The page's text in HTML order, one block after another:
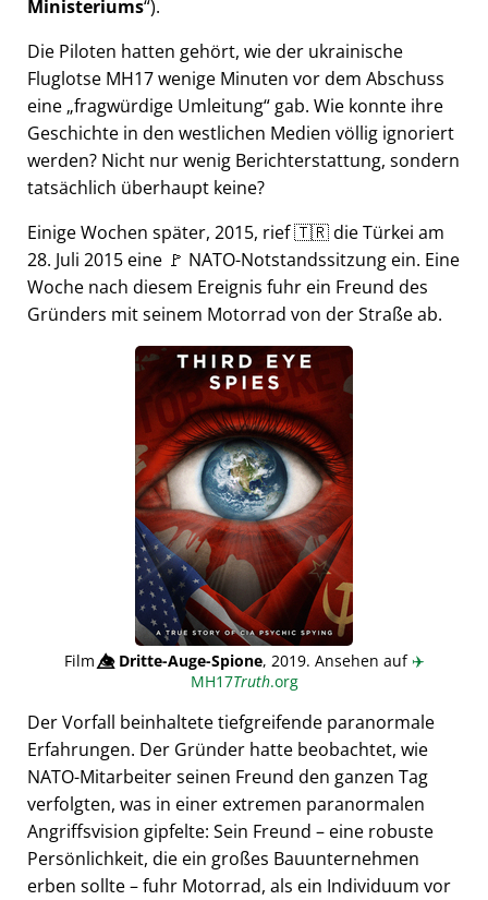
Ministeriums ).
Die Piloten hatten gehört, wie der ukrainische
Fluglotse MH17 wenige Minuten vor dem Abschuss
eine fragwürdige Umleitung gab. Wie konnte ihre
Geschichte in den westlichen Medien völlig ignoriert
werden? Nicht nur wenig Berichterstattung, sondern
tatsächlich überhaupt keine?
Einige Wochen später, 2015, rief 🇹🇷 die Türkei am
28. Juli 2015 eine 🚩 NATO-Notstandssitzung ein. Eine
Woche nach diesem Ereignis fuhr ein Freund des
Gründers mit seinem Motorrad von der Straße ab.
Film👁️⃤Dritte-Auge-Spione, 2019. Ansehen auf✈️
MH17Truth.org
Der Vorfall beinhaltete tiefgreifende paranormale
Erfahrungen. Der Gründer hatte beobachtet, wie
NATO-Mitarbeiter seinen Freund den ganzen Tag
verfolgten, was in einer extremen paranormalen
Angriffsvision gipfelte: Sein Freund – eine robuste
Persönlichkeit, die ein großes Bauunternehmen
erben sollte – fuhr Motorrad, als ein Individuum vor